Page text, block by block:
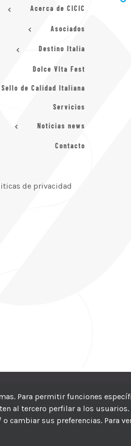
Acerca de CICIC
Asociados
Destino Italia
Dolce VIta Fest
Sello de Calidad Italiana
Servicios
Noticias news
Contacto
de privacidad
| Hosting: Hosting Para PYMES
FacebookTwitter YouTube
Para permitir funciones
al tercero perfilar a los
cambiar sus preferencias. Para